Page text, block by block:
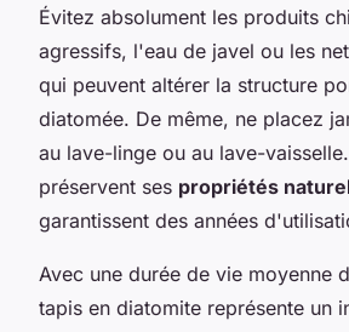
Évitez absolument les produits
agressifs, l'eau de javel ou les
qui peuvent altérer la structure
diatomée. De même, ne placez
au lave-linge ou au lave-
préservent ses propriétés
garantissent des années
Avec une durée de vie moyenne
tapis en diatomite représente un